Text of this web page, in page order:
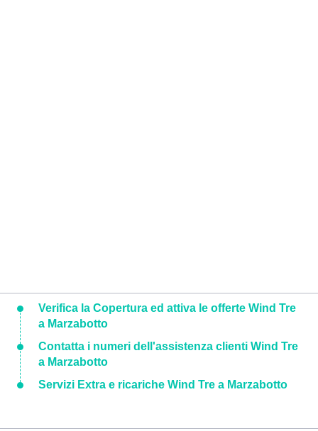
Verifica la Copertura ed attiva le offerte Wind Tre
a Marzabotto
Contatta i numeri dell'assistenza clienti Wind Tre
a Marzabotto
Servizi Extra e ricariche Wind Tre a Marzabotto